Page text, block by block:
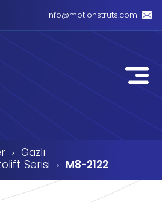
info@motionstruts.com
› Gazlı
Serisi › M8-2122